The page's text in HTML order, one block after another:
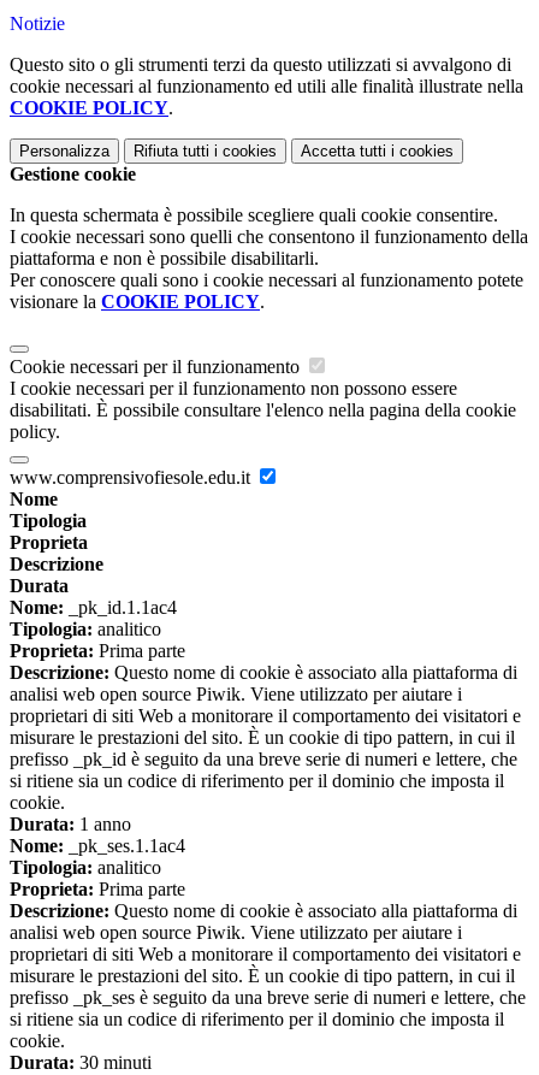
Notizie
Questo sito o gli strumenti terzi da questo utilizzati si avvalgono di
cookie necessari al funzionamento ed utili alle finalità illustrate nella
COOKIE POLICY.
Personalizza Rifiuta tutti i cookies Accetta tutti i cookies
Gestione cookie
In questa schermata è possibile scegliere quali cookie consentire.
I cookie necessari sono quelli che consentono il funzionamento della
piattaforma e non è possibile disabilitarli.
Per conoscere quali sono i cookie necessari al funzionamento potete
visionare la COOKIE POLICY.
Cookie necessari per il funzionamento
I cookie necessari per il funzionamento non possono essere
disabilitati. È possibile consultare l'elenco nella pagina della cookie
policy.
www.comprensivofiesole.edu.it
Nome
Tipologia
Proprieta
Descrizione
Durata
Nome: _pk_id.1.1ac4
Tipologia: analitico
Proprieta: Prima parte
Descrizione: Questo nome di cookie è associato alla piattaforma di
analisi web open source Piwik. Viene utilizzato per aiutare i
proprietari di siti Web a monitorare il comportamento dei visitatori e
misurare le prestazioni del sito. È un cookie di tipo pattern, in cui il
prefisso _pk_id è seguito da una breve serie di numeri e lettere, che
si ritiene sia un codice di riferimento per il dominio che imposta il
cookie.
Durata: 1 anno
Nome: _pk_ses.1.1ac4
Tipologia: analitico
Proprieta: Prima parte
Descrizione: Questo nome di cookie è associato alla piattaforma di
analisi web open source Piwik. Viene utilizzato per aiutare i
proprietari di siti Web a monitorare il comportamento dei visitatori e
misurare le prestazioni del sito. È un cookie di tipo pattern, in cui il
prefisso _pk_ses è seguito da una breve serie di numeri e lettere, che
si ritiene sia un codice di riferimento per il dominio che imposta il
cookie.
Durata: 30 minuti